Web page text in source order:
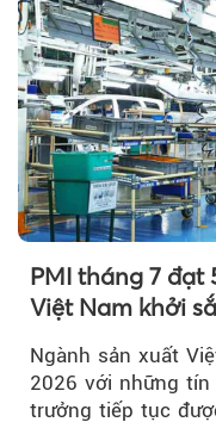
PMI tháng 7 đạt
Việt Nam khởi
Ngành sản xuất
2026 với những
trưởng tiếp tục